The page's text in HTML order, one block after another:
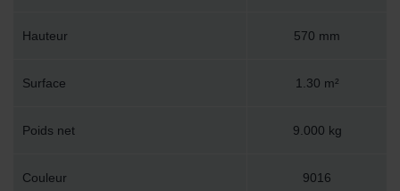
Hauteur 570 mm
Surface 1.30 m²
Poids net 9.000 kg
Couleur 9016